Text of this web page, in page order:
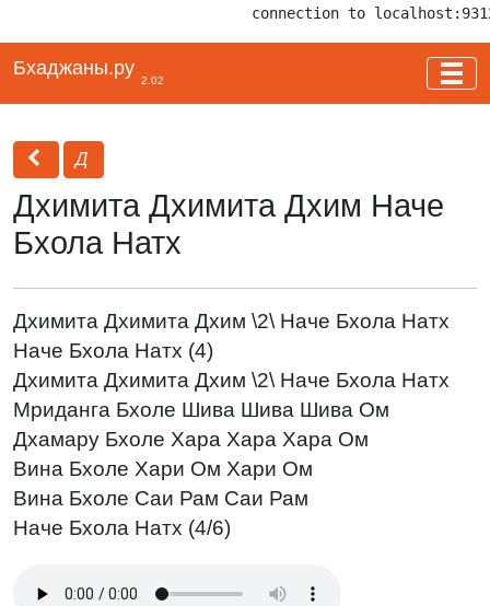
connection to
Бхаджаны.ру
2.02
Д
Дхимита Дхимита Дхим Наче
Бхола Натх
Дхимита Дхимита Дхим \2\ Наче Бхола Натх
Наче Бхола Натх (4)
Дхимита Дхимита Дхим \2\ Наче Бхола Натх
Мриданга Бхоле Шива Шива Шива Ом
Дхамару Бхоле Хара Хара Хара Ом
Вина Бхоле Хари Ом Хари Ом
Вина Бхоле Саи Рам Саи Рам
Наче Бхола Натх (4/6)